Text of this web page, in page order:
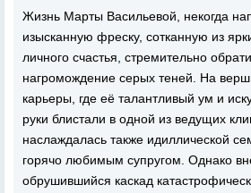
Жизнь Марты Васильевой, некогда
изысканную фреску, сотканную из
личного счастья, стремительно
нагромождение серых теней. На
карьеры, где её талантливый ум и
руки блистали в одной из ведущих
наслаждалась также идиллической
горячо любимым супругом. Однако
обрушившийся каскад